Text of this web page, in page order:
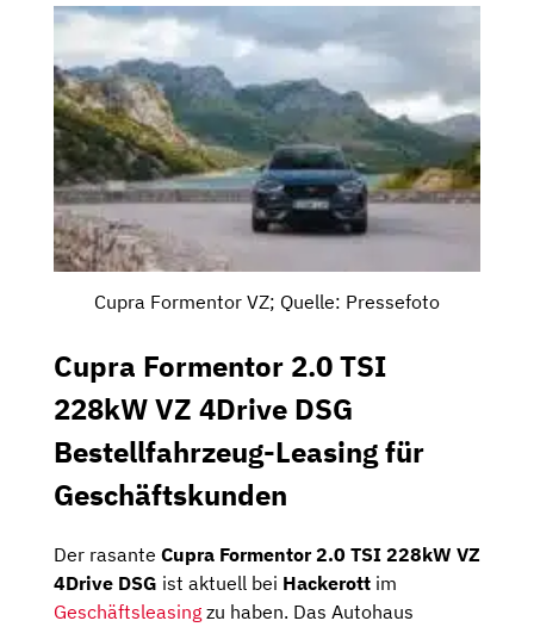
Cupra Formentor VZ; Quelle: Pressefoto
Cupra Formentor 2.0 TSI
228kW VZ 4Drive DSG
Bestellfahrzeug-Leasing für
Geschäftskunden
Der rasante Cupra Formentor 2.0 TSI 228kW VZ
4Drive DSG ist aktuell bei Hackerott im
Geschäftsleasing zu haben. Das Autohaus